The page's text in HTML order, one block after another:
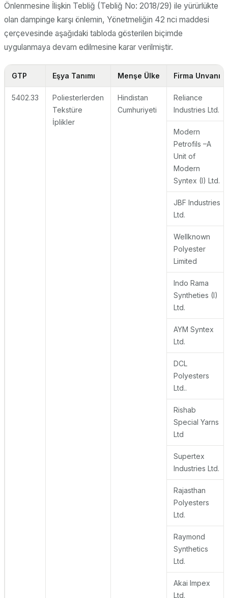
Önlenmesine İlişkin Tebliğ (Tebliğ No: 2018/29) ile yürürlükte
olan dampinge karşı önlemin, Yönetmeliğin 42 nci maddesi
çerçevesinde aşağıdaki tabloda gösterilen biçimde
uygulanmaya devam edilmesine karar verilmiştir.
GTP Eşya Tanımı Menşe Ülke Firma Unvanı
5402.33
Poliesterlerden
Tekstüre
İplikler
Hindistan
Cumhuriyeti
Reliance
Industries Ltd.
Modern
Petrofils –A
Unit of
Modern
Syntex (I) Ltd.
JBF Industries
Ltd.
Wellknown
Polyester
Limited
Indo Rama
Syntheties (I)
Ltd.
AYM Syntex
Ltd.
DCL
Polyesters
Ltd..
Rishab
Special Yarns
Ltd
Supertex
Industries Ltd.
Rajasthan
Polyesters
Ltd.
Raymond
Synthetics
Ltd.
Akai Impex
Ltd.